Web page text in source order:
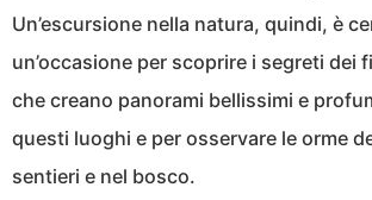
Un’escursione nella natura, quindi, è
un’occasione per scoprire i segreti dei
che creano panorami bellissimi e
questi luoghi e per osservare le orme
sentieri e nel bosco.